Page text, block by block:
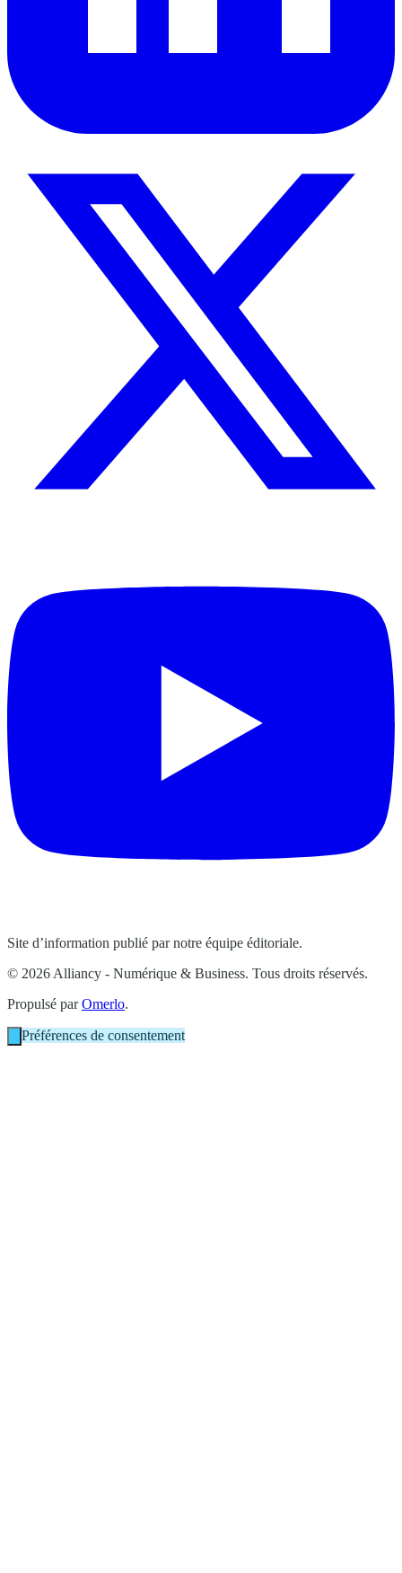
Site d’information publié par notre équipe éditoriale.
© 2026 Alliancy - Numérique & Business. Tous droits réservés.
Propulsé parOmerlo.
Préférences de consentement